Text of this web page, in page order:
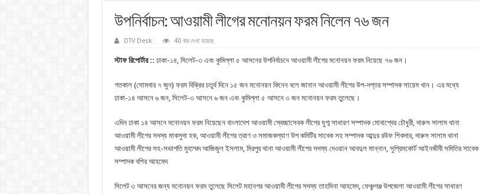
উপনির্বাচন: আওয়ামী লীগের মনোনয়ন ফরম নিলেন ৭৬ জন
DTV Desk 40 বার দেখা হয়েছে
স্টাফ রিপোর্টার :: ঢাকা-১৪, সিলেট-৩ এবং কুমিল্লা ৫ আসনের উপনির্বাচনে আওয়ামী লীগের মনোনয়ন ফরম নিয়েছে ৭৬ জন।
গতকাল (সোমবার ৭ জুন) ফরম বিক্রির চতুর্থ দিনে ১৫ জন মনোনয়ন কিনেন বলে জানান আওয়ামী লীগের উপ-দপ্তর সম্পাদক সায়েম খান। এর মধ্যে
ঢাকা-১৪ আসনে ৬ জন, সিলেট-৩ আসনে ৬ জন এবং কুমিল্লা ৫ আসনে ৩ জন মনোনয়ন ফরম তুলেছে।
এদিন ঢাকা ১৪ আসনে মনোনয়ন ফরম নিয়েছেন বাংলাদেশ আওয়ামী স্বেচ্ছাসেবক লীগের যুগ্ম সাধারণ সম্পাদক মোবাশ্বের চৌধুরী, দারুস সালাম থানা
আওয়ামী লীগের সদস্য মাকসুদা হক, আওয়ামী লীগের ত্রাণ ও সমাজকল্যাণ উপ কমিটির সাবেক সহ সম্পাদক আব্দুর রউফ শিকদার, দারুস সালাম থানা
আওয়ামী লীগের সহ-সভাপতি মুহাম্মদ আজিজুল ইসলাম, মিরপুর থানা আওয়ামী লীগের সদস্য দেওয়ান আবদুল মান্নান, সুপ্রিমকোর্ট আইনজীবী সমিতির সাবেক
সম্পাদক বশির আহমেদ
সিলেট ৩ আসনের জন্য মনোনয়ন ফরম তুলেছে সিলেট মহানগর আওয়ামী লীগের সদস্য তাহমিনা আহমেদ, ফেঞ্চুগঞ্জ উপজেলা আওয়ামী লীগের সাধারণ